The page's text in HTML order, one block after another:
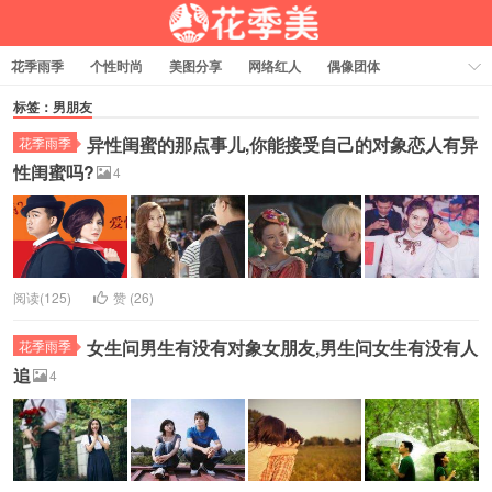
花季雨季 个性时尚 美图分享 网络红人
偶像团体
福利资源
热门排行
标签：男朋友
花季雨季
异性闺蜜的那点事儿,你能接受自己的对象恋人有异
性闺蜜吗?
4
阅读(125) 赞 (26)
花季雨季
女生问男生有没有对象女朋友,男生问女生有没有人
追
4